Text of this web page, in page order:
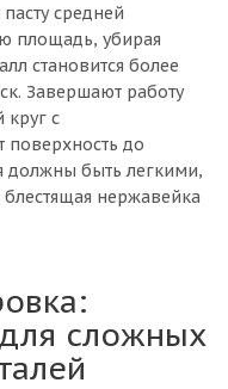
средней
площадь, убирая
становится более
Завершают работу
с
поверхность до
должны быть легкими,
блестящая нержавейка
сложных